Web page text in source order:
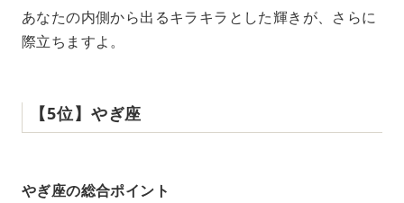
あなたの内側から出るキラキラとした輝きが、さらに
際立ちますよ。
【5位】やぎ座
やぎ座の総合ポイント